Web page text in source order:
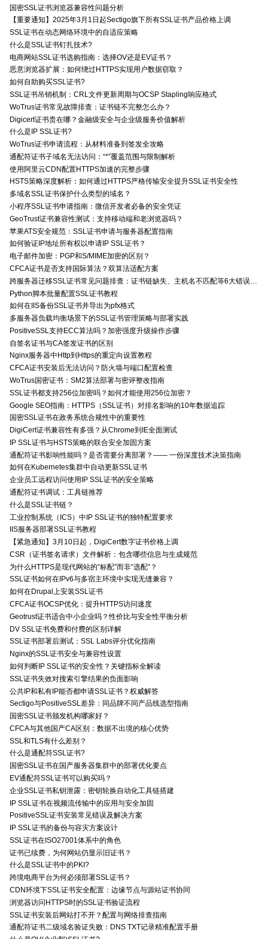
国密SSL证书浏览器兼容性问题分析
【重要通知】2025年3月1日起Sectigo旗下所有SSL证书产品价格上调
SSL证书在动态网络环境中的自适应策略
什么是SSL证书钉扎技术?
电商网站SSL证书选购指南：选择OV还是EV证书？
恶意浏览器扩展：如何绕过HTTPS实现用户数据窃取？
如何自助购买SSL证书?
SSL证书吊销机制：CRL文件更新周期与OCSP Stapling响应格式
WoTrus证书常见故障排查：证书链不完整怎么办？
Digicert证书贵在哪？金融级安全与企业级服务价值解析
什么是IP SSL证书?
WoTrus证书申请流程：从材料准备到签发全攻略
通配符证书子域名无法访问：“*”覆盖范围与限制解析
使用阿里云CDN配置HTTPS加速的完整步骤
HSTS策略深度解析：如何通过HTTPS严格传输安全提升SSL证书安全性
多域名SSL证书保护什么类型的域名？
小程序SSL证书申请指南：微信开发者必备的安全凭证
GeoTrust证书兼容性测试：支持移动端和老浏览器吗？
苹果ATS安全规范：SSL证书申请与服务器配置指南
如何验证IP地址所有权以申请IP SSL证书？
电子邮件加密：PGP和S/MIME加密的区别？
CFCA证书是否支持国际算法？双算法适配方案
Python脚本批量配置SSL证书教程
如何在IIS备份SSL证书并导出为pfx格式
多服务器负载均衡场景下的SSL证书管理策略与部署实践
PositiveSSL支持ECC算法吗？加密强度升级操作步骤
自签名证书与CA签发证书的区别
Nginx服务器中Http到Https的重定向设置教程
CFCA证书安装后无法访问？防火墙与端口配置检查
WoTrus国密证书：SM2算法部署与密评整改指南
SSL证书都支持256位加密吗？如何才能使用256位加密？
Google SEO指南：HTTPS（SSL证书）对排名影响的10年数据追踪
国密SSL证书在政务系统合规性中的重要性
DigiCert证书兼容性有多强？从Chrome到IE全面测试
IP SSL证书与HSTS策略的联合安全加固方案
通配符证书影响性能吗？是否需要分离部署？—— 一份深度技术决策指南
如何在Kubernetes集群中自动更新SSL证书
企业员工远程访问使用IP SSL证书的安全策略
通配符证书调试：工具链推荐
什么是SSL证书链？
工业控制系统（ICS）中IP SSL证书的独特配置要求
IIS服务器部署SSL证书教程
【紧急通知】3月10日起，DigiCert数字证书价格上调
CSR（证书签名请求）文件解析：包含哪些信息与生成规范
为什么HTTPS是现代网站的“标配”而非“选配”？
SSL证书如何在IPv6与多宿主环境中实现无缝兼容？
如何在Drupal上安装SSL证书
CFCA证书OCSP优化：提升HTTPS访问速度
Geotrust证书适合中小企业吗？性价比与安全性平衡分析
DV SSL证书免费和付费的区别详解
SSL证书部署后测试：SSL Labs评分优化指南
Nginx的SSL证书安全与兼容性设置
如何判断IP SSL证书的安全性？关键指标全解读
SSL证书失效对搜索引擎结果的负面影响
公共IP和私有IP能否都申请SSL证书？权威解答
Sectigo与PositiveSSL差异：同品牌不同产品线选型指南
国密SSL证书颁发机构哪家好？
CFCA与其他国产CA区别：数据不出境的核心优势
SSL和TLS有什么差别？
什么是通配符SSL证书?
国密SSL证书在国产服务器集群中的部署优化要点
EV通配符SSL证书可以购买吗？
企业SSL证书私钥泄露：密钥轮换自动化工具链搭建
IP SSL证书在视频流传输中的应用与安全加固
PositiveSSL证书安装常见错误及解决方案
IP SSL证书的备份与容灾方案设计
SSL证书在ISO27001体系中的角色
证书已续费，为何网站仍显示旧证书？
什么是SSL证书中的PKI?
跨境电商平台为何必须部署SSL证书？
CDN环境下SSL证书安全配置：边缘节点与源站证书协同
浏览器访问HTTPS时的SSL证书验证流程
SSL证书安装后网站打不开？配置与网络排查指南
通配符证书二级域名验证失败：DNS TXT记录精准配置手册